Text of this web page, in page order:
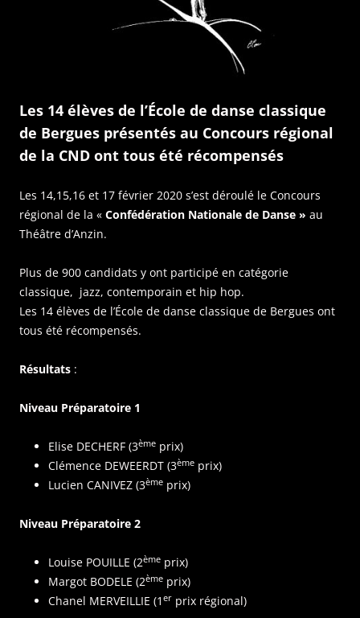
Les 14 élèves de l’École de danse classique
de Bergues présentés au Concours régional
de la CND ont tous été récompensés
Les 14,15,16 et 17 février 2020 s’est déroulé le Concours
régional de la « Confédération Nationale de Danse » au
Théâtre d’Anzin.
Plus de 900 candidats y ont participé en catégorie
classique, jazz, contemporain et hip hop.
Les 14 élèves de l’École de danse classique de Bergues ont
tous été récompensés.
Résultats :
Niveau Préparatoire 1
Elise DECHERF (3ème prix)
Clémence DEWEERDT (3ème prix)
Lucien CANIVEZ (3ème prix)
Niveau Préparatoire 2
Louise POUILLE (2ème prix)
Margot BODELE (2ème prix)
Chanel MERVEILLIE (1 er prix régional)